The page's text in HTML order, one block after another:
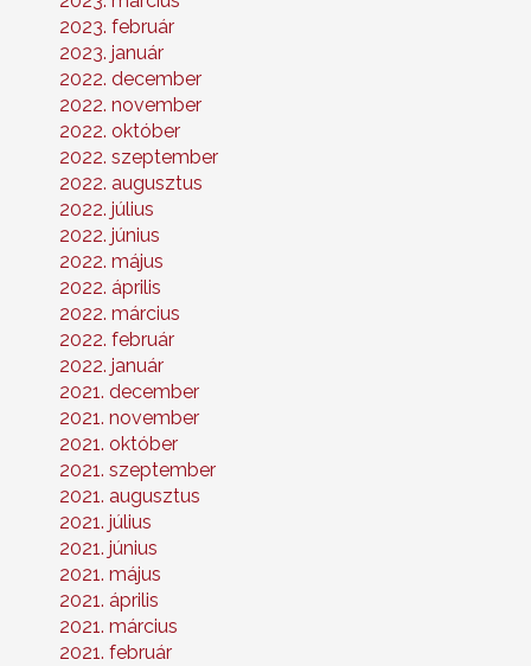
2023. február
2023. január
2022. december
2022. november
2022. október
2022. szeptember
2022. augusztus
2022. július
2022. június
2022. május
2022. április
2022. március
2022. február
2022. január
2021. december
2021. november
2021. október
2021. szeptember
2021. augusztus
2021. július
2021. június
2021. május
2021. április
2021. március
2021. február